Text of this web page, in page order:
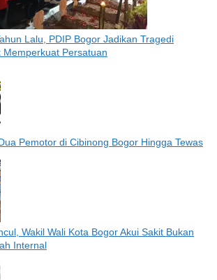
Lalu, PDIP Bogor Jadikan Tragedi
Memperkuat Persatuan
Pemotor di Cibinong Bogor Hingga Tewas
Wakil Wali Kota Bogor Akui Sakit Bukan
Internal